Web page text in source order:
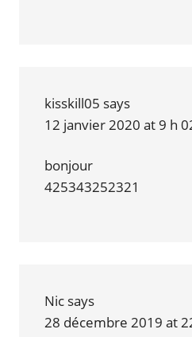
kisskill05 says
12 janvier 2020 at 9 h
bonjour
425343252321
Nic says
28 décembre 2019 at